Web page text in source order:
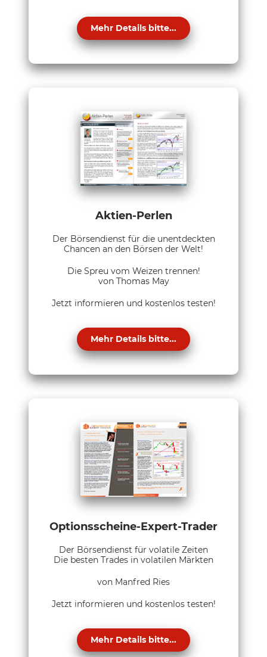
Mehr Details bitte...
Aktien-Perlen
Der Börsendienst für die unentdeckten
Chancen an den Börsen der Welt!
Die Spreu vom Weizen trennen!
von Thomas May
Jetzt informieren und kostenlos testen!
Mehr Details bitte...
Optionsscheine-Expert-Trader
Der Börsendienst für volatile Zeiten
Die besten Trades in volatilen Märkten
von Manfred Ries
Jetzt informieren und kostenlos testen!
Mehr Details bitte...